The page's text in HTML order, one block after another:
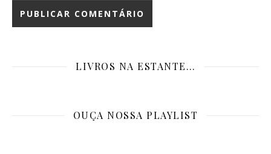
LIVROS NA ESTANTE…
OUÇA NOSSA PLAYLIST